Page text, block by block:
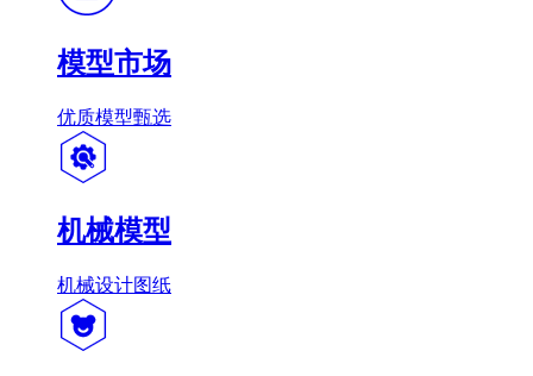
模型市场
优质模型甄选
机械模型
机械设计图纸